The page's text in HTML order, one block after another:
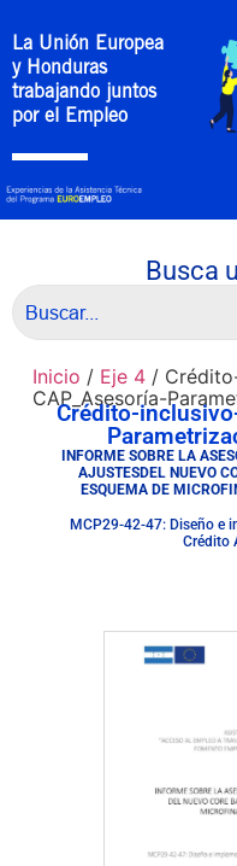
La Unión Europea
y Honduras
trabajando juntos
por el Empleo
Busca
Inicio / Eje 4/
CAP_Asesoría-
Crédito-
INFORME SOBRE LA
AJUSTESDEL NUEVO
ESQUEMA DE
MCP29-42-47: Diseño e
Crédito